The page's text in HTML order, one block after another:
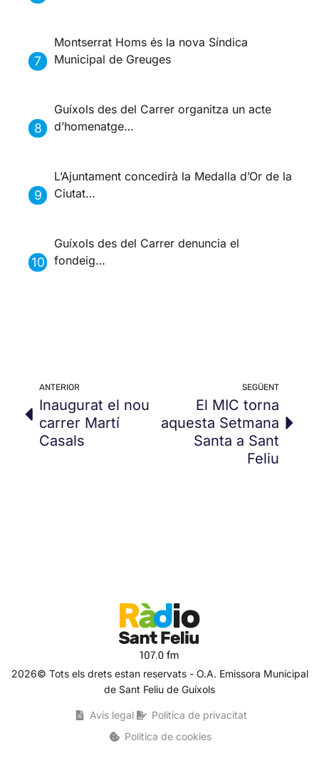
Montserrat Homs és la nova Síndica
Municipal de Greuges
Guíxols des del Carrer organitza un acte
d’homenatge…
L’Ajuntament concedirà la Medalla d’Or de la
Ciutat…
Guíxols des del Carrer denuncia el
fondeig…
ANTERIOR
Inaugurat el nou
carrer Martí
Casals
SEGÜENT
El MIC torna
aquesta Setmana
Santa a Sant
Feliu
2026© Tots els drets estan reservats - O.A. Emissora Municipal
de Sant Feliu de Guíxols
Avís legal
Política de privacitat
Política de cookies